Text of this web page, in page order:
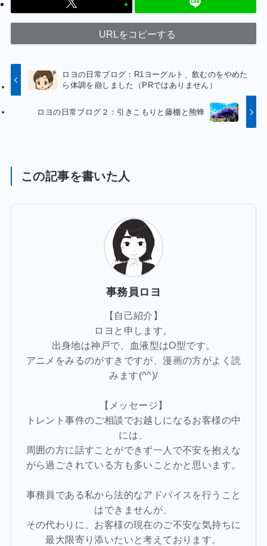
URLをコピーする
ロヨの日常ブログ：R1ヨーグルト、飲むのをやめた
ら体調を崩しました（PRではありません）
ロヨの日常ブログ２：引きこもりと藤棚と熊蜂
この記事を書いた人
事務員ロヨ
【自己紹介】
ロヨと申します。
出身地は神戸で、血液型はO型です。
アニメをみるのがすきですが、漫画の方がよく読
みます(^^)/
【メッセージ】
トレント事件のご相談でお越しになるお客様の中
には、
周囲の方に話すことができず一人で不安を抱えな
がら過ごされている方も多いことかと思います。
事務員である私から法的なアドバイスを行うこと
はできませんが、
その代わりに、お客様の現在のご不安な気持ちに
最大限寄り添いたいと考えております。